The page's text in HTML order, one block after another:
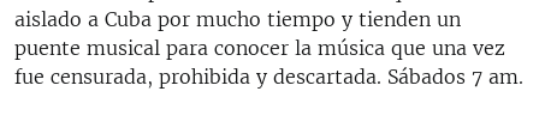
LOS SANTOS DE HIALEAH
DESINFORMACIÓN RUSA EN AMÉRICA LATINA
aislado a Cuba por mucho tiempo y tienden un
puente musical para conocer la música que una vez
fue censurada, prohibida y descartada. Sábados 7 am.